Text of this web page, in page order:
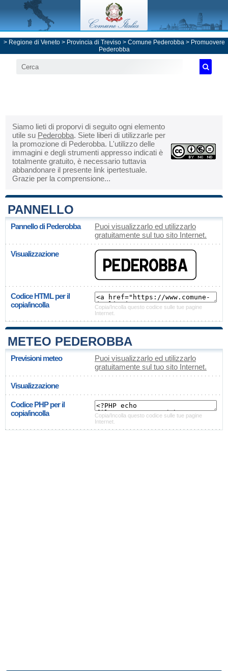
> Regione di Veneto> Provincia di Treviso> Comune Pederobba> Promuovere
Pederobba
Siamo lieti di proporvi di seguito ogni elemento
utile su Pederobba. Siete liberi di utilizzarle per
la promozione di Pederobba. L'utilizzo delle
immagini e degli strumenti appresso indicati è
totalmente gratuito, è necessario tuttavia
abbandonare il presente link ipertestuale.
Grazie per la comprensione...
PANNELLO
Pannello di Pederobba
Puoi visualizzarlo ed utilizzarlo
gratuitamente sul tuo sito Internet.
Visualizzazione
Codice HTML per il
copia/incolla
Copia/Incolla questo codice sulle tue pagine
Internet.
METEO PEDEROBBA
Previsioni meteo
Puoi visualizzarlo ed utilizzarlo
gratuitamente sul tuo sito Internet.
Visualizzazione
Codice PHP per il
copia/incolla
Copia/Incolla questo codice sulle tue pagine
Internet.